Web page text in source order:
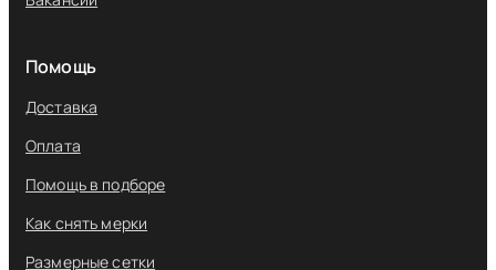
Помощь
Доставка
Оплата
Помощь в подборе
Как снять мерки
Размерные сетки